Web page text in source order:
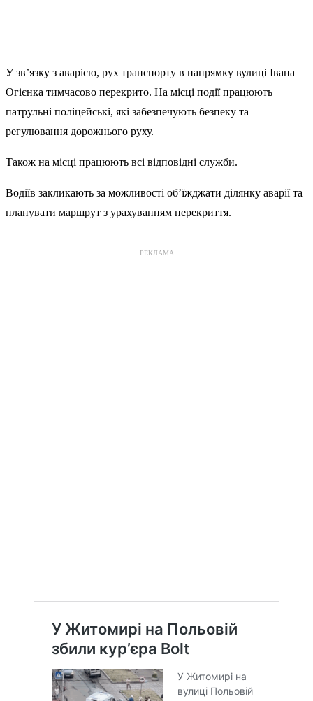
У зв’язку з аварією, рух транспорту в напрямку вулиці Івана
Огієнка тимчасово перекрито. На місці події працюють
патрульні поліцейські, які забезпечують безпеку та
регулювання дорожнього руху.
Також на місці працюють всі відповідні служби.
Водіїв закликають за можливості об’їжджати ділянку аварії та
планувати маршрут з урахуванням перекриття.
РЕКЛАМА